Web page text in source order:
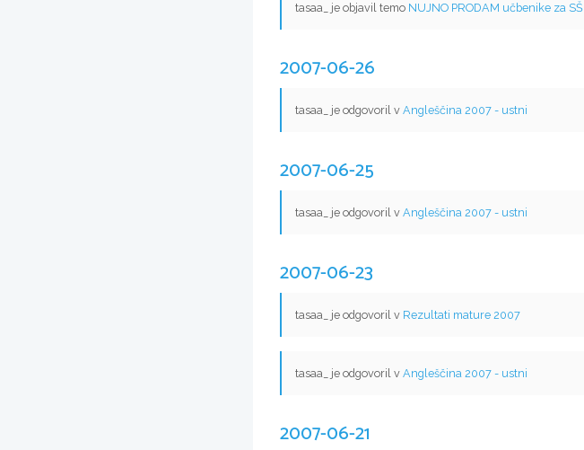
tasaa_ je objavil temo NUJNO PRODAM učbenike za SŠ
2007-06-26
tasaa_ je odgovoril v Angleščina 2007 - ustni
2007-06-25
tasaa_ je odgovoril v Angleščina 2007 - ustni
2007-06-23
tasaa_ je odgovoril v Rezultati mature 2007
tasaa_ je odgovoril v Angleščina 2007 - ustni
2007-06-21